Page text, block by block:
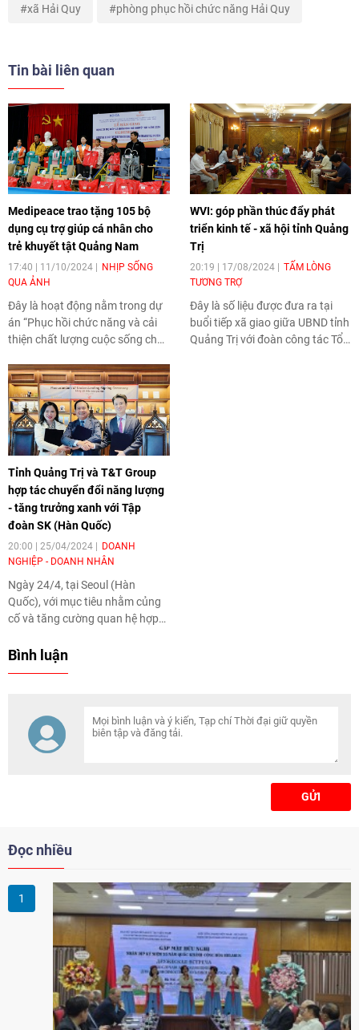
xã Hải Quy phòng phục hồi chức năng Hải Quy
Tin bài liên quan
Medipeace trao tặng 105 bộ
dụng cụ trợ giúp cá nhân cho
trẻ khuyết tật Quảng Nam
17:40 | 11/10/2024
NHỊP SỐNG
QUA ẢNH
Đây là hoạt động nằm trong dự
án “Phục hồi chức năng và cải
thiện chất lượng cuộc sống cho
giai đoạn 2024-2026” do
Medipeace thực hiện qua sự tài
trợ của KOICA. Với tổng kinh phí
hơn 1,2 triệu USD, dự án sẽ hỗ
trợ 1.597 trẻ khuyết tật tại 4 địa
phương là Núi Thành, Tiên
Phước, Hiệp Đức và Tam Kỳ.
WVI: góp phần thúc đẩy phát
triển kinh tế - xã hội tỉnh Quảng
Trị
20:19 | 17/08/2024
TẤM LÒNG
TƯƠNG TRỢ
Đây là số liệu được đưa ra tại
buổi tiếp xã giao giữa UBND tỉnh
Quảng Trị với đoàn công tác Tổ
Tỉnh Quảng Trị và T&T Group
hợp tác chuyển đổi năng lượng
- tăng trưởng xanh với Tập
đoàn SK (Hàn Quốc)
20:00 | 25/04/2024
DOANH
NGHIỆP - DOANH NHÂN
Ngày 24/4, tại Seoul (Hàn
Quốc), với mục tiêu nhằm củng
cố và tăng cường quan hệ hợp
tăng trưởng xanh tại tỉnh Quảng
ghi nhớ hợp tác về đầu tư,
thương mại, chuyển đổi năng
lượng và tăng trưởng xanh.
Bình luận
GỬI
Đọc nhiều